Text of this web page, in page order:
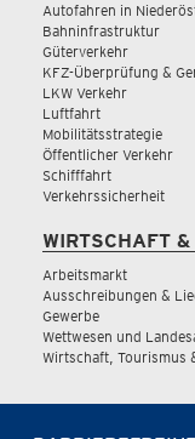
Autofahren in
Bahninfrastruktur
Güterverkehr
KFZ-Überprüfung &
LKW Verkehr
Luftfahrt
Mobilitätsstrategie
Öffentlicher Verkehr
Schifffahrt
Verkehrssicherheit
WIRTSCHAFT
Arbeitsmarkt
Ausschreibungen &
Gewerbe
Wettwesen und
Wirtschaft, Tourismus